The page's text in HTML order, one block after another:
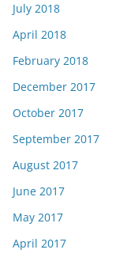
July 2018
April 2018
February 2018
December 2017
October 2017
September 2017
August 2017
June 2017
May 2017
April 2017